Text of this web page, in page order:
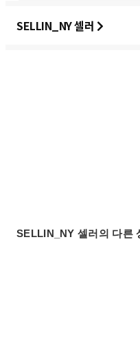
SELLIN_NY 셀러
SELLIN_NY 셀러의 다른